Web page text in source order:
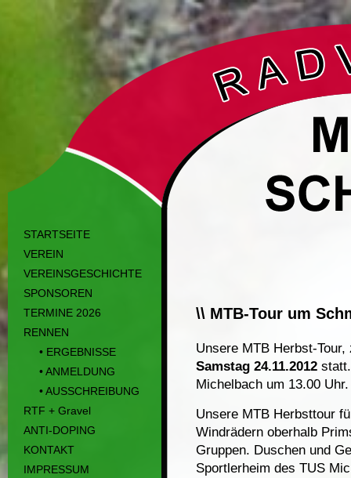
STARTSEITE
VEREIN
VEREINSGESCHICHTE
SPONSOREN
TERMINE 2026
RENNEN
• ERGEBNISSE
• ANMELDUNG
• AUSSCHREIBUNG
RTF + Gravel
ANTI-DOPING
KONTAKT
IMPRESSUM
\\ MTB-Tour um
Unsere MTB Herbst-
Samstag 24.11.2012
Michelbach um 13.00
Unsere MTB Herbsttour
Windrädern oberhalb
Gruppen. Duschen und
Sportlerheim des TUS